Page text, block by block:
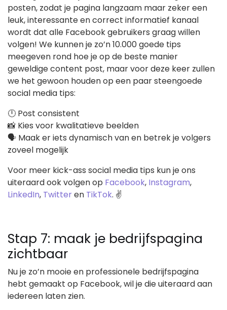
posten, zodat je pagina langzaam maar zeker een
leuk, interessante en correct informatief kanaal
wordt dat alle Facebook gebruikers graag willen
volgen! We kunnen je zo’n 10.000 goede tips
meegeven rond hoe je op de beste manier
geweldige content post, maar voor deze keer zullen
we het gewoon houden op een paar steengoede
social media tips:
🕛 Post consistent
📸 Kies voor kwalitatieve beelden
🗣️ Maak er iets dynamisch van en betrek je volgers
zoveel mogelijk
Voor meer kick-ass social media tips kun je ons
uiteraard ook volgen op Facebook, Instagram,
LinkedIn, Twitteren TikTok. ✌️
Stap 7: maak je bedrijfspagina
zichtbaar
Nu je zo’n mooie en professionele bedrijfspagina
hebt gemaakt op Facebook, wil je die uiteraard aan
iedereen laten zien.